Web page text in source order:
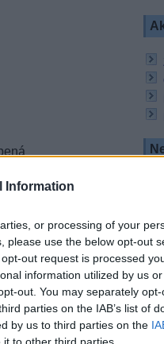
Information
or processing of your
please use the below opt-out
out request is processed
information utilized by us
out. You may separately
parties on the IAB’s list of
by us to third parties on the
to other third parties.
Space
pro
Loral).
kapacitu.
družice